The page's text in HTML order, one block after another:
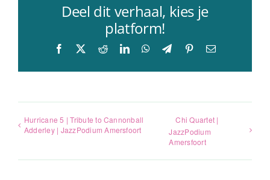
Deel dit verhaal, kies je
platform!
Facebook RedditLinkedInWhatsApp
TelegramPinterest
E-
Hurricane 5 | Tribute to Cannonball
Adderley | JazzPodium Amersfoort
Chi Quartet |
JazzPodium
Amersfoort